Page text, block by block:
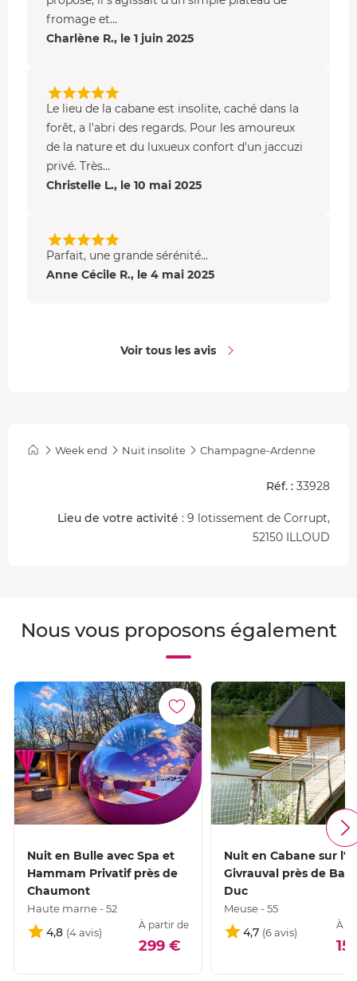
fromage et...
Charlène R., le 1 juin 2025
Le lieu de la cabane est insolite, caché dans la
forêt, a l'abri des regards. Pour les amoureux
de la nature et du luxueux confort d'un jaccuzi
privé. Très...
Christelle L., le 10 mai 2025
Parfait, une grande sérénité...
Anne Cécile R., le 4 mai 2025
Voir tous les avis
Week end Nuit insolite Champagne-Ardenne
Réf. : 33928
Lieu de votre activité : 9 lotissement de Corrupt,
52150 ILLOUD
Nous vous proposons également
Nuit en Bulle avec Spa et
Hammam Privatif près de
Chaumont
Haute marne - 52
4,8
À partir de
299 €
Nuit en Cabane sur
Givrauval près de Bar-
Duc
Meuse - 55
4,7
À